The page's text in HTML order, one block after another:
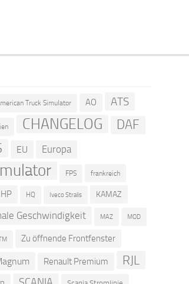
Truck Simulator AO ATS
CHANGELOG DAF
EU Europa
FPS frankreich
HP HQ Iveco Stralis KAMAZ
Geschwindigkeit MAZ MOD
Zu öffnende Frontfenster
Renault Premium RJL